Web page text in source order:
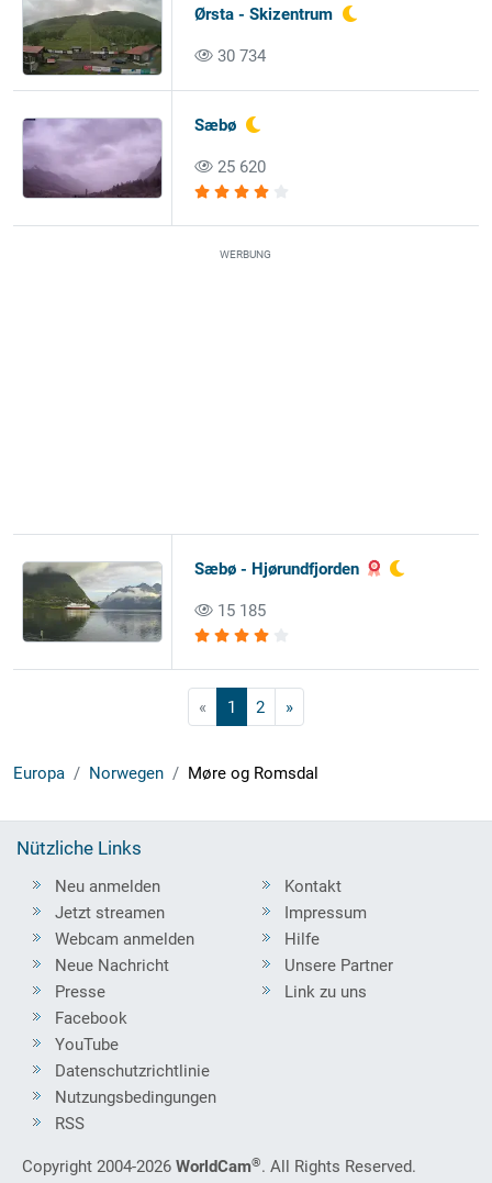
Ørsta - Skizentrum
30 734
Sæbø
25 620
WERBUNG
Sæbø - Hjørundfjorden
15 185
« 1 2 »
Europa Norwegen Møre og Romsdal
Nützliche Links
Neu anmelden
Jetzt streamen
Webcam anmelden
Neue Nachricht
Presse
Kontakt
Impressum
Hilfe
Unsere Partner
Link zu uns
Facebook
YouTube
Datenschutzrichtlinie
Nutzungsbedingungen
RSS
Copyright 2004-2026 WorldCam®. All Rights Reserved.